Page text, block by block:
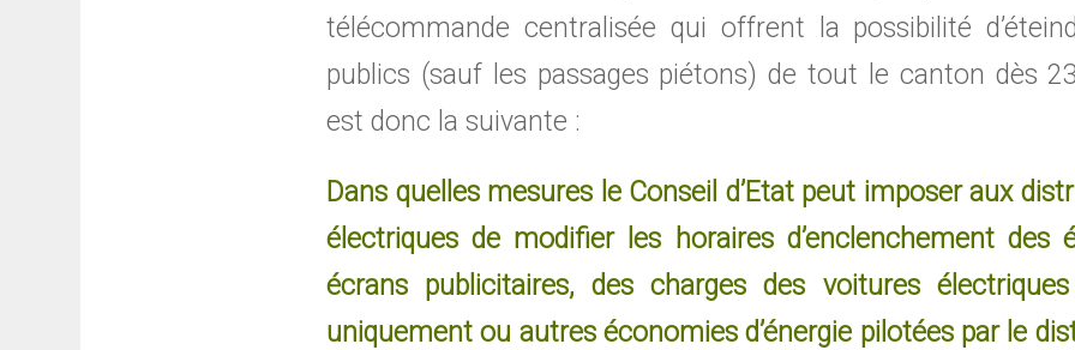
télécommande centralisée qui offrent la possibilité
publics (sauf les passages piétons) de tout le canton dès
est donc la suivante :
Dans quelles mesures le Conseil d’Etat peut imposer aux
électriques de modifier les horaires d’enclenchement des
écrans publicitaires, des charges des voitures
uniquement ou autres économies d’énergie pilotées par le